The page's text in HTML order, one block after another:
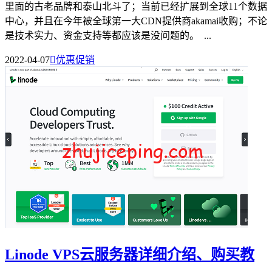
里面的古老品牌和泰山北斗了；当前已经扩展到全球11个数据
中心，并且在今年被全球第一大CDN提供商akamai收购；不论
是技术实力、资金支持等都应该是没问题的。 ...
2022-04-07优惠促销
Linode VPS云服务器详细介绍、购买教